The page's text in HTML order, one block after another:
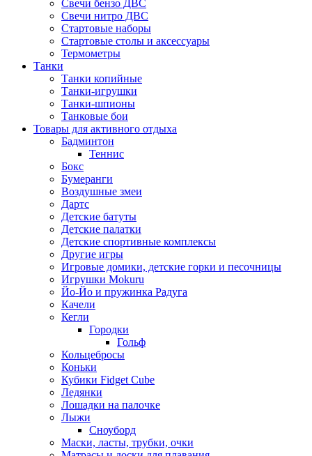
Свечи бензо ДВС
Свечи нитро ДВС
Стартовые наборы
Стартовые столы и аксессуары
Термометры
Танки
Танки копийные
Танки-игрушки
Танки-шпионы
Танковые бои
Товары для активного отдыха
Бадминтон
Теннис
Бокс
Бумеранги
Воздушные змеи
Дартс
Детские батуты
Детские палатки
Детские спортивные комплексы
Другие игры
Игровые домики, детские горки и песочницы
Игрушки Mokuru
Йо-Йо и пружинка Радуга
Качели
Кегли
Городки
Гольф
Кольцебросы
Коньки
Кубики Fidget Cube
Ледянки
Лошадки на палочке
Лыжи
Сноуборд
Маски, ласты, трубки, очки